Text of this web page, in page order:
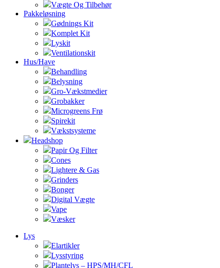
Vægte Og Tilbehør
Pakkeløsning
Gødnings Kit
Komplet Kit
Lyskit
Ventilationskit
Hus/Have
Behandling
Belysning
Gro-Vækstmedier
Grobakker
Microgreens Frø
Spirekit
Vækstsysteme
Headshop
Papir Og Filter
Cones
Lightere & Gas
Grinders
Bonger
Digital Vægte
Vape
Væsker
Lys
Elartikler
Lysstyring
Plantelys – HPS/MH/CFL